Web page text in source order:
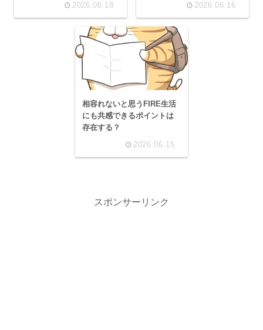
2026.06.18 2026.06.16
相容れないと思うFIRE生活
にも共感できるポイントは
存在する？
2026.06.15
スポンサーリンク